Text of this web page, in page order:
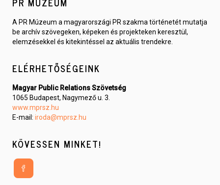
A PR Múzeum a magyarországi PR szakma történetét mutatja
be archív szövegeken, képeken és projekteken keresztül,
elemzésekkel és kitekintéssel az aktuális trendekre.
ELÉRHETŐSÉGEINK
Magyar Public Relations Szövetség
1065 Budapest, Nagymező u. 3.
www.mprsz.hu
E-mail: iroda@mprsz.hu
KÖVESSEN MINKET!